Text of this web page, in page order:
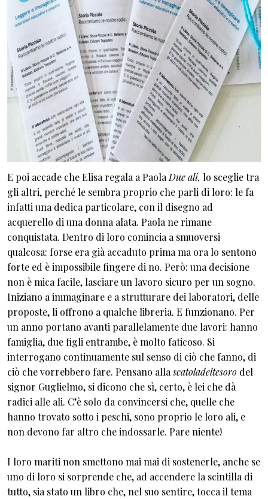
E poi accade che Elisa regala a Paola Due ali, lo sceglie tra
gli altri, perché le sembra proprio che parli di loro: le fa
infatti una dedica particolare, con il disegno ad
acquerello di una donna alata. Paola ne rimane
conquistata. Dentro di loro comincia a smuoversi
qualcosa: forse era già accaduto prima ma ora lo sentono
forte ed è impossibile fingere di no. Però: una decisione
non è mica facile, lasciare un lavoro sicuro per un sogno.
Iniziano a immaginare e a strutturare dei laboratori, delle
proposte, li offrono a qualche libreria. E funzionano. Per
un anno portano avanti parallelamente due lavori: hanno
famiglia, due figli entrambe, è molto faticoso. Si
interrogano continuamente sul senso di ciò che fanno, di
ciò che vorrebbero fare. Pensano allascatoladeltesoro del
signor Guglielmo, si dicono che sì, certo, è lei che dà
radici alle ali. C’è solo da convincersi che, quelle che
hanno trovato sotto i peschi, sono proprio le loro ali, e
non devono far altro che indossarle. Pare niente!
I loro mariti non smettono mai mai di sostenerle, anche se
uno di loro si sorprende che, ad accendere la scintilla di
tutto, sia stato un libro che, nel suo sentire, tocca il tema